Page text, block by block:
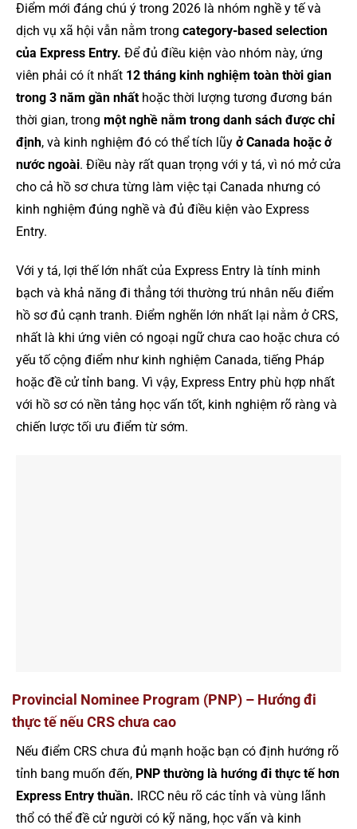
Điểm mới đáng chú ý trong 2026 là nhóm nghề y tế và
dịch vụ xã hội vẫn nằm trong category-based selection
của Express Entry. Để đủ điều kiện vào nhóm này, ứng
viên phải có ít nhất 12 tháng kinh nghiệm toàn thời gian
trong 3 năm gần nhất hoặc thời lượng tương đương bán
thời gian, trong một nghề nằm trong danh sách được chỉ
định, và kinh nghiệm đó có thể tích lũy ở Canada hoặc ở
nước ngoài. Điều này rất quan trọng với y tá, vì nó mở cửa
cho cả hồ sơ chưa từng làm việc tại Canada nhưng có
kinh nghiệm đúng nghề và đủ điều kiện vào Express
Entry.
Với y tá, lợi thế lớn nhất của Express Entry là tính minh
bạch và khả năng đi thẳng tới thường trú nhân nếu điểm
hồ sơ đủ cạnh tranh. Điểm nghẽn lớn nhất lại nằm ở CRS,
nhất là khi ứng viên có ngoại ngữ chưa cao hoặc chưa có
yếu tố cộng điểm như kinh nghiệm Canada, tiếng Pháp
hoặc đề cử tỉnh bang. Vì vậy, Express Entry phù hợp nhất
với hồ sơ có nền tảng học vấn tốt, kinh nghiệm rõ ràng và
chiến lược tối ưu điểm từ sớm.
Provincial Nominee Program (PNP) – Hướng đi
thực tế nếu CRS chưa cao
Nếu điểm CRS chưa đủ mạnh hoặc bạn có định hướng rõ
tỉnh bang muốn đến, PNP thường là hướng đi thực tế hơn
Express Entry thuần. IRCC nêu rõ các tỉnh và vùng lãnh
thổ có thể đề cử người có kỹ năng, học vấn và kinh